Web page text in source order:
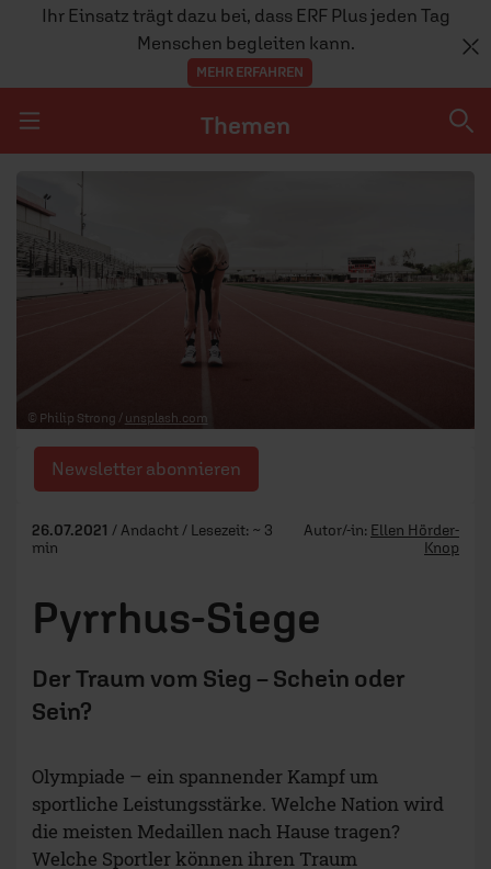
Ihr Einsatz trägt dazu bei, dass ERF Plus jeden Tag
Menschen begleiten kann.
MEHR ERFAHREN
Navigation überspringen
Themen
Themen
DOSSIERS
GLAUBE
TEAM
© Philip Strong / unsplash.com
Newsletter abonnieren
26.07.2021 / Andacht / Lesezeit: ~ 3
min
Autor/-in: Ellen Hörder-
Knop
Pyrrhus-Siege
Der Traum vom Sieg – Schein oder
Sein?
Olympiade – ein spannender Kampf um
sportliche Leistungsstärke. Welche Nation wird
die meisten Medaillen nach Hause tragen?
Welche Sportler können ihren Traum